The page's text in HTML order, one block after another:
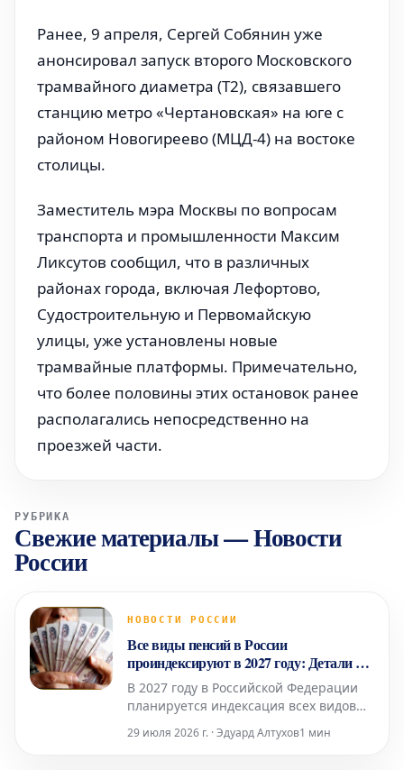
Ранее, 9 апреля, Сергей Собянин уже
анонсировал запуск второго Московского
трамвайного диаметра (Т2), связавшего
станцию метро «Чертановская» на юге с
районом Новогиреево (МЦД-4) на востоке
столицы.
Заместитель мэра Москвы по вопросам
транспорта и промышленности Максим
Ликсутов сообщил, что в различных
районах города, включая Лефортово,
Судостроительную и Первомайскую
улицы, уже установлены новые
трамвайные платформы. Примечательно,
что более половины этих остановок ранее
располагались непосредственно на
проезжей части.
РУБРИКА
Свежие материалы—Новости
России
НОВОСТИ РОССИИ
Все виды пенсий в России
проиндексируют в 2027 году: Детали от
эксперта
В 2027 году в Российской Федерации
планируется индексация всех видов
сроки и механизмы их осуществления
29 июля 2026 г. · Эдуард Алтухов1 мин